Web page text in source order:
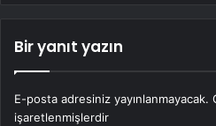
Bir yanıt yazın
E-posta adresiniz yayınlanmayacak.
işaretlenmişlerdir